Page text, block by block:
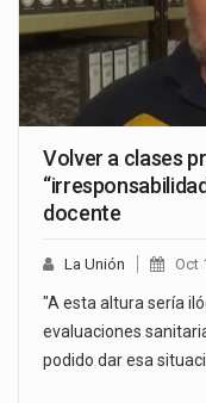
Volver a clases
docente
La Unión Oct
"A esta altura sería
evaluaciones
podido dar esa